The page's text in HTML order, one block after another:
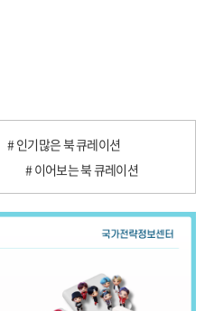
# 인기많은 북 큐레이션
# 이어보는 북 큐레이션